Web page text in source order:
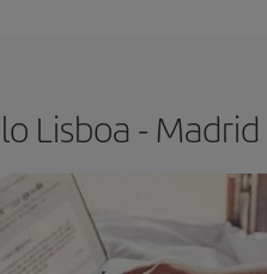
Lisboa - Madrid